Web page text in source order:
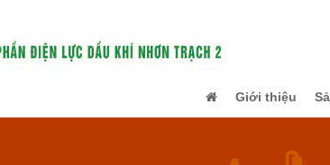
Giới thiệu